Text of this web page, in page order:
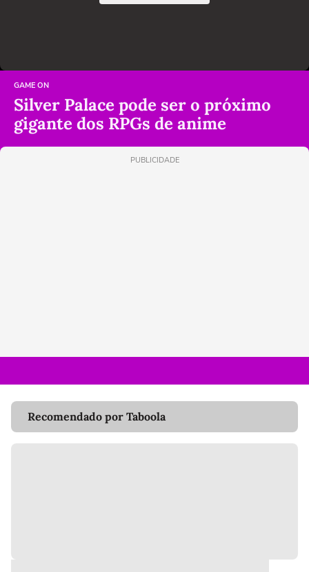
GAME ON
Silver Palace pode ser o próximo
gigante dos RPGs de anime
PUBLICIDADE
Recomendado por Taboola